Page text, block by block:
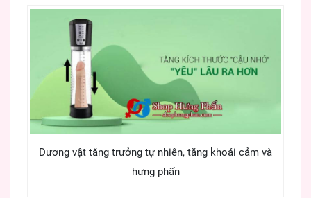
Dương vật tăng trưởng tự nhiên, tăng khoái cảm và
hưng phấn